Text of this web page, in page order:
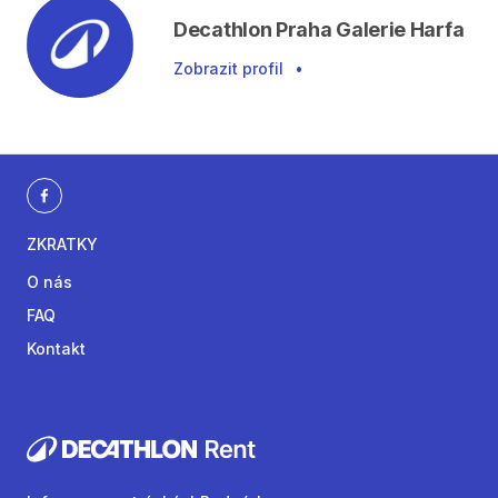
Decathlon Praha Galerie Harfa
Zobrazit profil •
ZKRATKY
O nás
FAQ
Kontakt